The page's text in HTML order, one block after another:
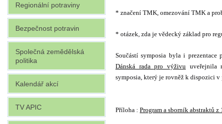
* značení TMK, omezování TMK a
* otázek, zda je vědecký základ pro
Součástí symposia byla i
Dánská rada pro výživuuveřejnila
symposia, který je rovněž k dispozici v
Příloha : Program a sborník abstraktů
Regionální potraviny
Bezpečnost potravin
Společná zemědělská
politika
Kalendář akcí
TV APIC